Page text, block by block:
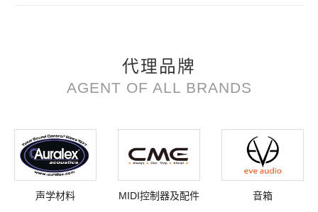
代理品牌
AGENT OF ALL BRANDS
声学材料 MIDI控制器及配件 音箱